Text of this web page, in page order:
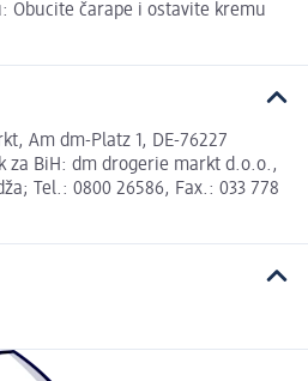
Obucite čarape i ostavite kremu
Am dm-Platz 1, DE-76227
za BiH: dm drogerie markt d.o.o.,
Tel.: 0800 26586, Fax.: 033 778